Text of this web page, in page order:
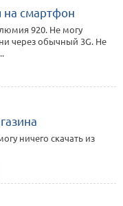
на смартфон
920. Не могу
через обычный 3G. Не
ничего скачать из